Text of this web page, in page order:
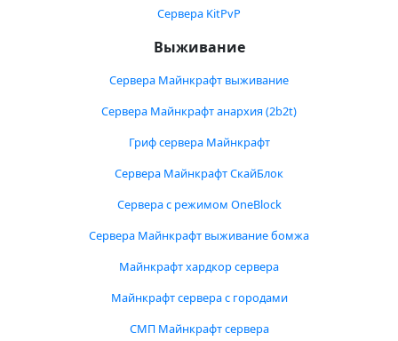
Сервера KitPvP
Выживание
Сервера Майнкрафт выживание
Сервера Майнкрафт анархия (2b2t)
Гриф сервера Майнкрафт
Сервера Майнкрафт СкайБлок
Сервера с режимом OneBlock
Сервера Майнкрафт выживание бомжа
Майнкрафт хардкор сервера
Майнкрафт сервера с городами
СМП Майнкрафт сервера